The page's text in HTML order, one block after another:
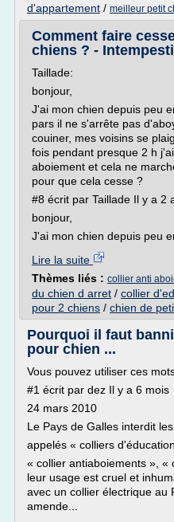
d'appartement / meilleur petit
Comment faire
chiens ? -
Taillade:
bonjour,
J'ai mon chien depuis peu
pars il ne s'arrête pas
couiner, mes voisins se
fois pendant presque 2 h
aboiement et cela ne
pour que cela cesse ?
#8 écrit par Taillade Il y a 2
bonjour,
J'ai mon chien depuis peu
Lire la suite
Thèmes liés : collier anti
du chien d arret / collier
pour 2 chiens / chien de
Pourquoi il faut
pour chien ...
Vous pouvez utiliser ces
#1 écrit par dez Il y a 6 mois
24 mars 2010
Le Pays de Galles interdit
appelés « colliers
« collier antiaboiements », «
leur usage est cruel et
avec un collier électrique au
amende...